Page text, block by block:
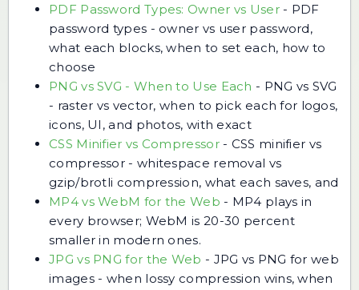
PDF Password Types: Owner vs User- PDF
password types - owner vs user password,
what each blocks, when to set each, how to
choose
PNG vs SVG - When to Use Each - PNG vs SVG
- raster vs vector, when to pick each for logos,
icons, UI, and photos, with exact
CSS Minifier vs Compressor- CSS minifier vs
compressor - whitespace removal vs
gzip/brotli compression, what each saves, and
MP4 vs WebM for the Web - MP4 plays in
every browser; WebM is 20-30 percent
smaller in modern ones.
JPG vs PNG for the Web - JPG vs PNG for web
images - when lossy compression wins, when